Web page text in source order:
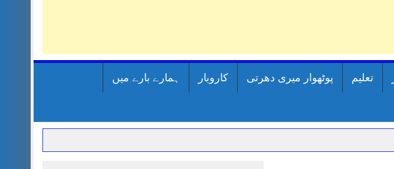
تعلیم پوٹھوار میری دھرتی کاروبار ہمارے بارے میں